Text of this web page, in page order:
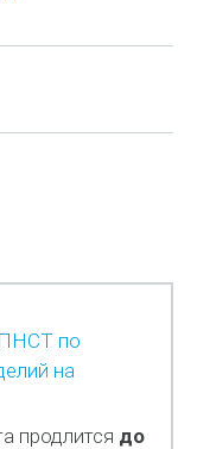
ПНСТ по
на
продлится до